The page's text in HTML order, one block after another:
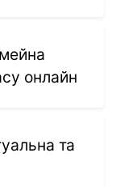
онлайн
та